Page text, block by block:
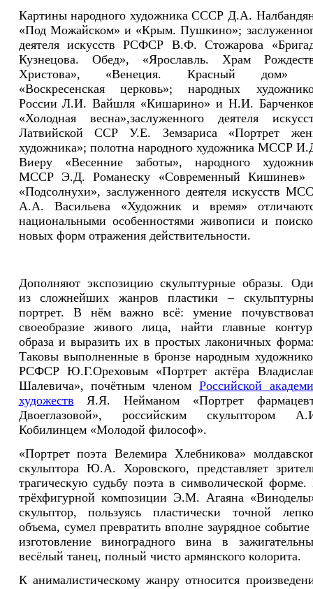
Картины народного художника СССР Д.А.
«Под Можайском» и «Крым. Пушкино»;
деятеля искусств РСФСР В.Ф. Стожарова
Кузнецова. Обед», «Ярославль. Храм
Христова», «Венеция. Красный дом»
«Воскресенская церковь»; народных
России Л.И. Вайшля «Кишарино» и Н.И.
«Холодная весна»,заслуженного деятеля
Латвийской ССР У.Е. Земзариса «Портрет
художника»; полотна народного художника МССР
Виеру «Весенние заботы», народного
МССР Э.Д. Романеску «Современный Кишинев»
«Подсолнухи», заслуженного деятеля искусств
А.А. Васильева «Художник и время»
национальными особенностями живописи и
новых форм отражения действительности.
Дополняют экспозицию скульптурные образы.
из сложнейших жанров пластики –
портрет. В нём важно всё: умение
своеобразие живого лица, найти главные
образа и выразить их в простых лаконичных
Таковы выполненные в бронзе народным
РСФСР Ю.Г.Ореховым «Портрет актёра
Шалевича», почётным членом Российской
художеств Я.Я. Нейманом «Портрет
Двоеглазовой», российским скульптором
Кобилинцем «Молодой философ».
«Портрет поэта Велемира Хлебникова»
скульптора Ю.А. Хоровского, представляет
трагическую судьбу поэта в символической форме.
трёхфигурной композиции Э.М. Агаяна
скульптор, пользуясь пластически точной
объема, сумел превратить вполне заурядное
изготовление виноградного вина в
весёлый танец, полный чисто армянского колорита.
К анималистическому жанру относится